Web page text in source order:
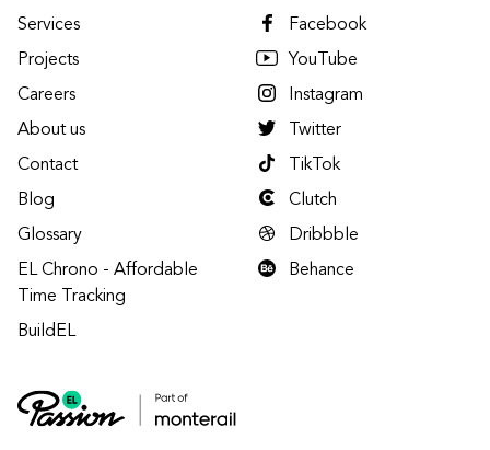
Services
Projects
Careers
About us
Contact
Blog
Glossary
EL Chrono - Affordable
Time Tracking
BuildEL
Facebook
YouTube
Instagram
Twitter
TikTok
Clutch
Dribbble
Behance